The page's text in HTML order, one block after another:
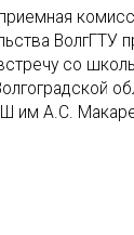
ВолгГТУ
со
им А.С.